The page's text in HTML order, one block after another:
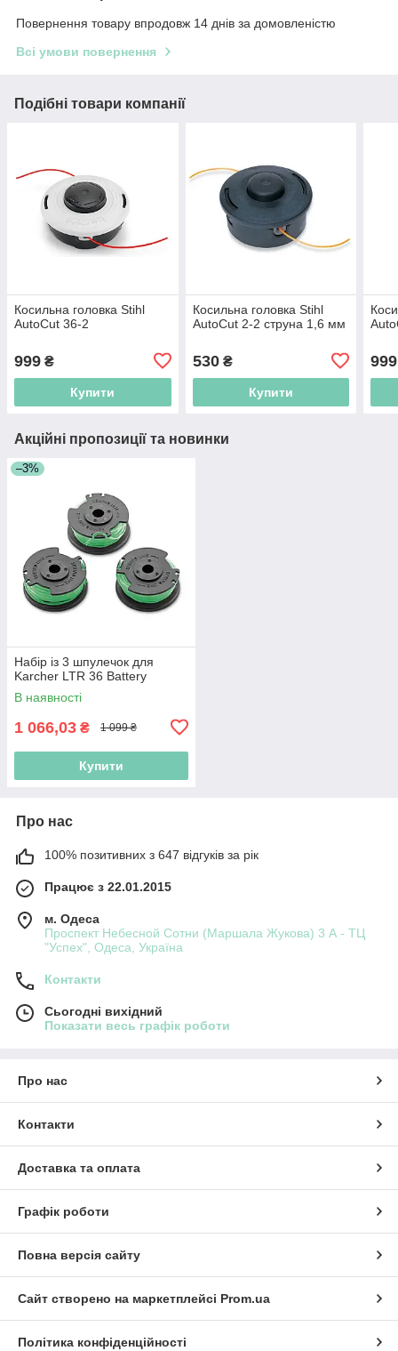
Повернення товару впродовж 14 днів за домовленістю
Всі умови повернення
Подібні товари компанії
Косильна головка Stihl
AutoCut 36-2
999 ₴
Купити
Косильна головка Stihl
AutoCut 2-2 струна 1,6 мм
530₴
Купити
999
Акційні пропозиції та новинки
–3%
Набір із 3 шпулечок для
Karcher LTR 36 Battery
В наявності
1 066,03 ₴ 1 099 ₴
Купити
Про нас
100% позитивних з 647 відгуків за рік
Працює з 22.01.2015
м. Одеса
Проспект Небесной Сотни (Маршала Жукова) 3 А - ТЦ
"Успех", Одеса, Україна
Контакти
Сьогодні вихідний
Показати весь графік роботи
Про нас
Контакти
Доставка та оплата
Графік роботи
Повна версія сайту
Сайт створено на маркетплейсі Prom.ua
Політика конфіденційності